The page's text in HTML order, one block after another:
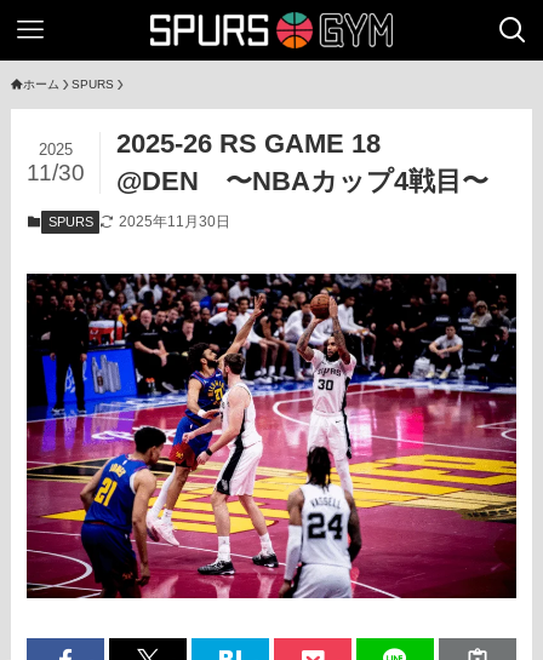
ホーム SPURS
2025-26 RS GAME 18
@DEN 〜NBAカップ4戦目〜
2025
11/30
SPURS 2025年11月30日